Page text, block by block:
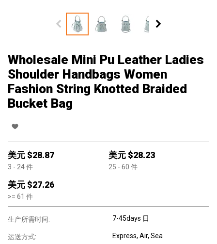
Wholesale Mini Pu Leather Ladies
Shoulder Handbags Women
Fashion String Knotted Braided
Bucket Bag
美元 $28.87
3 - 24件
美元 $28.23
25 - 60 件
美元 $27.26
>= 61 件
生产所需时间: 7-45days 日
运送方式: Express, Air, Sea